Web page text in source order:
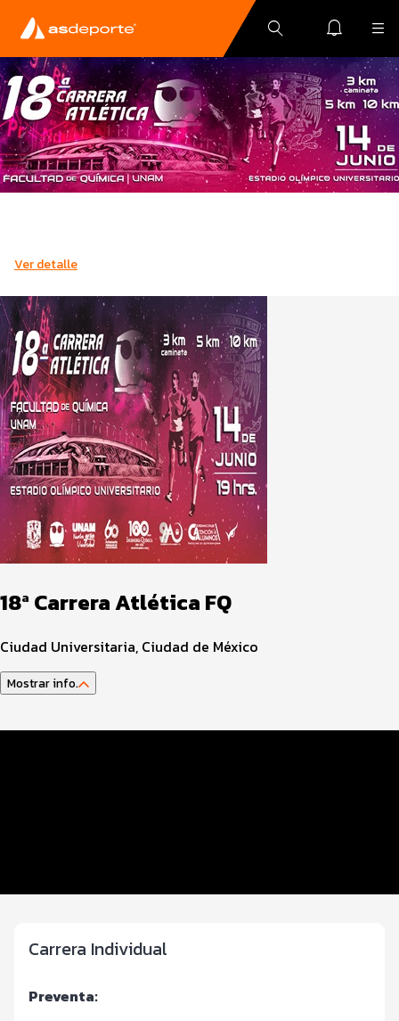
Ver detalle
18ª Carrera Atlética FQ
Ciudad Universitaria, Ciudad de México
Mostrar info.
Carrera Individual
Preventa: